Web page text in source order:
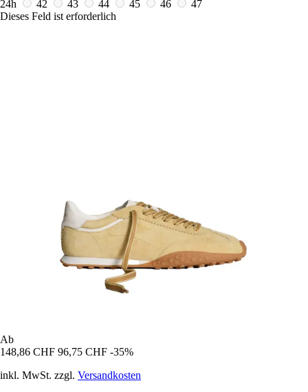
24h 42 43 44 45 46
47
Dieses Feld ist erforderlich
Ab
148,86 CHF 96,75 CHF -35%
inkl. MwSt. zzgl. Versandkosten